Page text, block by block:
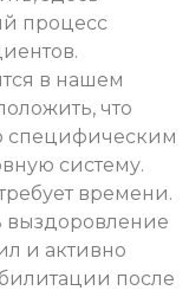
процесс
в нашем
что
специфическим
систему.
времени.
выздоровление
и активно
после